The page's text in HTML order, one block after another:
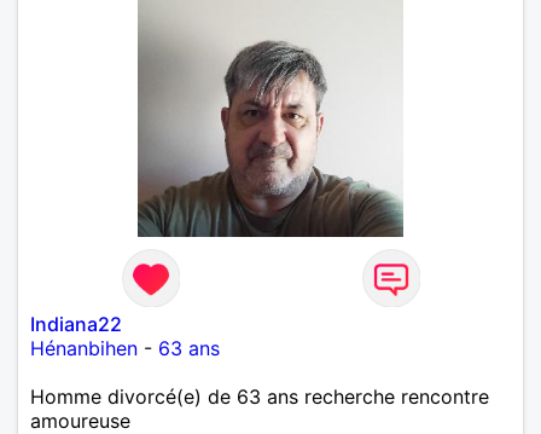
Indiana22
Hénanbihen - 63 ans
Homme divorcé(e) de 63 ans recherche rencontre
amoureuse